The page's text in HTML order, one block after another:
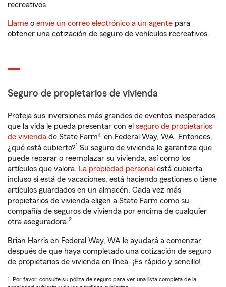
recreativos.
Llame o envíe un correo electrónico a un agente para
obtener una cotización de seguro de vehículos recreativos.
Seguro de propietarios de vivienda
Proteja sus inversiones más grandes de eventos inesperados
que la vida le pueda presentar con el seguro de propietarios
de vivienda de State Farm® en Federal Way, WA. Entonces,
¿qué está cubierto?1 Su seguro de vivienda le garantiza que
puede reparar o reemplazar su vivienda, así como los
artículos que valora. La propiedad personal está cubierta
incluso si está de vacaciones, está haciendo gestiones o tiene
artículos guardados en un almacén. Cada vez más
propietarios de vivienda eligen a State Farm como su
compañía de seguros de vivienda por encima de cualquier
otra aseguradora.2
Brian Harris en Federal Way, WA le ayudará a comenzar
después de que haya completado una cotización de seguro
de propietarios de vivienda en línea. ¡Es rápido y sencillo!
1. Por favor, consulte su póliza de seguro para ver una lista completa de la